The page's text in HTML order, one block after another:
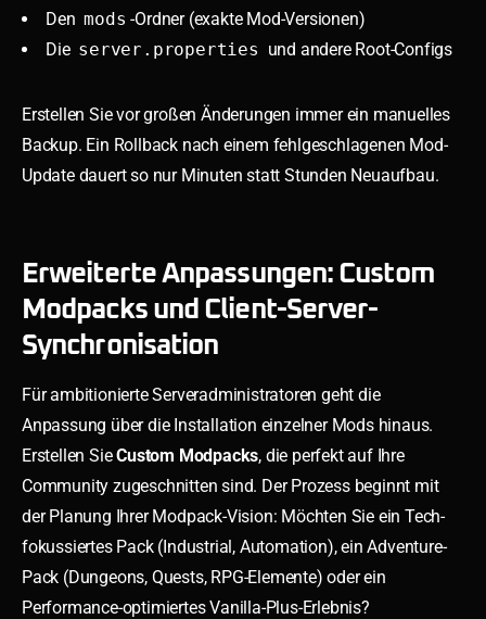
Den mods -Ordner (exakte Mod-Versionen)
Die server.properties und andere Root-Configs
Erstellen Sie vor großen Änderungen immer ein manuelles
Backup. Ein Rollback nach einem fehlgeschlagenen Mod-
Update dauert so nur Minuten statt Stunden Neuaufbau.
Erweiterte Anpassungen: Custom
Modpacks und Client-Server-
Synchronisation
Für ambitionierte Serveradministratoren geht die
Anpassung über die Installation einzelner Mods hinaus.
Erstellen SieCustom Modpacks, die perfekt auf Ihre
Community zugeschnitten sind. Der Prozess beginnt mit
der Planung Ihrer Modpack-Vision: Möchten Sie ein Tech-
fokussiertes Pack (Industrial, Automation), ein Adventure-
Pack (Dungeons, Quests, RPG-Elemente) oder ein
Performance-optimiertes Vanilla-Plus-Erlebnis?